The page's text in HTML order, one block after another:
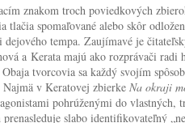
znakom troch poviedkových
tlačia spomaľované alebo skôr
tempa. Zaujímavé je
a Kerata majú ako rozprávači
tvorcovia sa každý svojím
v Keratovej zbierke Na okraji
pohrúženými do
slabo identifikovateľný